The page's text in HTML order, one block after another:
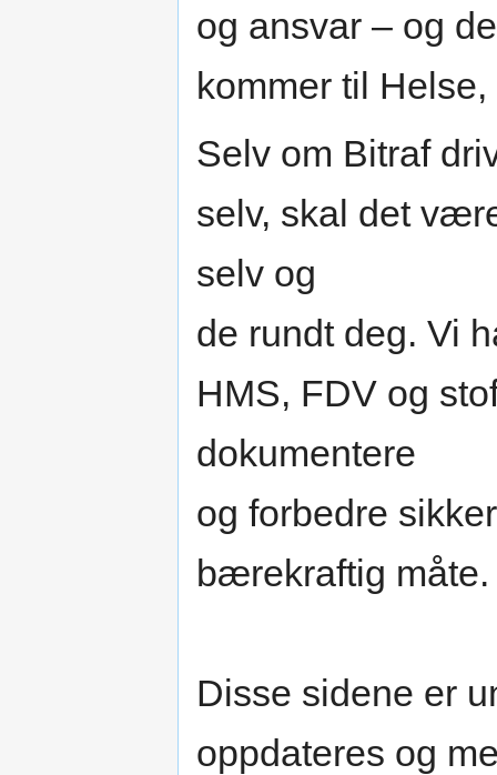
og ansvar – og
kommer til
Selv om Bitraf
selv, skal det
selv og
de rundt deg. Vi
HMS, FDV og
dokumentere
og forbedre
bærekraftig måte.
Disse sidene er
oppdateres og